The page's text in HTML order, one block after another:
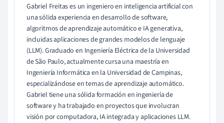
Gabriel Freitas es un ingeniero en inteligencia artificial con
una sólida experiencia en desarrollo de software,
algoritmos de aprendizaje automático e IA generativa,
incluidas aplicaciones de grandes modelos de lenguaje
(LLM). Graduado en Ingeniería Eléctrica de la Universidad
de São Paulo, actualmente cursa una maestría en
Ingeniería Informática en la Universidad de Campinas,
especializándose en temas de aprendizaje automático.
Gabriel tiene una sólida formación en ingeniería de
software y ha trabajado en proyectos que involucran
visión por computadora, IA integrada y aplicaciones LLM.